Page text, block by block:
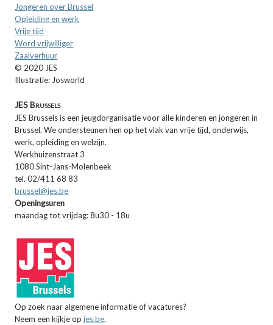
Jongeren over Brussel
Opleiding en werk
Vrije tijd
Word vrijwilliger
Zaalverhuur
© 2020 JES
Illustratie: Josworld
JES Brussels
JES Brussels is een jeugdorganisatie voor alle kinderen en jongeren in
Brussel. We ondersteunen hen op het vlak van vrije tijd, onderwijs,
werk, opleiding en welzijn.
Werkhuizenstraat 3
1080 Sint-Jans-Molenbeek
tel. 02/411 68 83
brussel@jes.be
Openingsuren
maandag tot vrijdag: 8u30 - 18u
Op zoek naar algemene informatie of vacatures?
Neem een kijkje opjes.be.